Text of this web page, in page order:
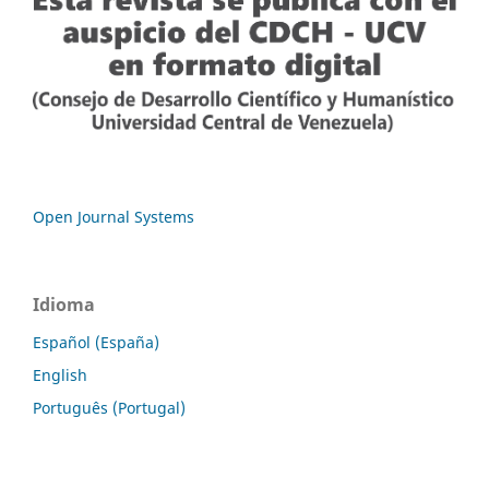
Open Journal Systems
Idioma
Español (España)
English
Português (Portugal)